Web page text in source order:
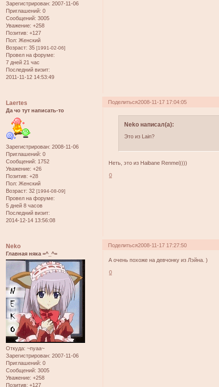
Зарегистрирован: 2007-11-06
Приглашений: 0
Сообщений: 3005
Уважение: +258
Позитив: +127
Пол: Женский
Возраст: 35 [1991-02-06]
Провел на форуме:
7 дней 21 час
Последний визит:
2011-11-12 14:53:49
Поделиться2008-11-17 17:04:05
Laertes
Да чо тут написать-то
Зарегистрирован: 2008-11-06
Приглашений: 0
Сообщений: 1752
Уважение: +26
Позитив: +28
Пол: Женский
Возраст: 32 [1994-08-09]
Провел на форуме:
5 дней 8 часов
Последний визит:
2014-12-14 13:56:08
Neko написал(а):
Это из Lain?
Неть, это из Haibane Renmei))))
0
Поделиться2008-11-17 17:27:50
Neko
Главная няка =^_^=
Откуда: ~nyaa~
Зарегистрирован: 2007-11-06
Приглашений: 0
Сообщений: 3005
Уважение: +258
Позитив: +127
А очень похоже на девчонку из Лэйна. )
0